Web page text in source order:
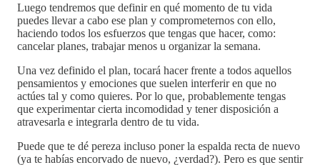
Luego tendremos que definir en qué momento de tu vida
puedes llevar a cabo ese plan y comprometernos con ello,
haciendo todos los esfuerzos que tengas que hacer, como:
cancelar planes, trabajar menos u organizar la semana.
Una vez definido el plan, tocará hacer frente a todos aquellos
pensamientos y emociones que suelen interferir en que no
actúes tal y como quieres. Por lo que, probablemente tengas
que experimentar cierta incomodidad y tener disposición a
atravesarla e integrarla dentro de tu vida.
Puede que te dé pereza incluso poner la espalda recta de nuevo
(ya te habías encorvado de nuevo, ¿verdad?). Pero es que sentir